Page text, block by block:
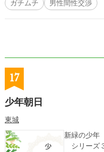
ガチムチ
男性間性交渉
17
少年朝日
東城
新緑の少
シリーズ